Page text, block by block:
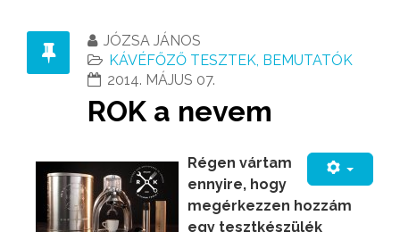
JÓZSA JÁNOS
KÁVÉFŐZŐ TESZTEK, BEMUTATÓK
2014. MÁJUS 07.
ROK a nevem
Régen vártam
ennyire, hogy
megérkezzen hozzám
egy tesztkészülék